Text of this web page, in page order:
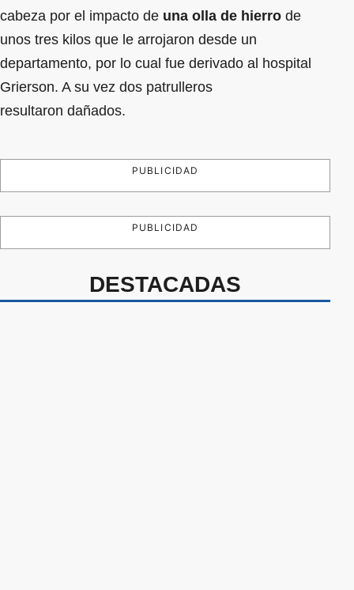
cabeza por el impacto de una olla de hierro de
unos tres kilos que le arrojaron desde un
departamento, por lo cual fue derivado al hospital
Grierson. A su vez dos patrulleros
resultaron dañados.
PUBLICIDAD
PUBLICIDAD
DESTACADAS